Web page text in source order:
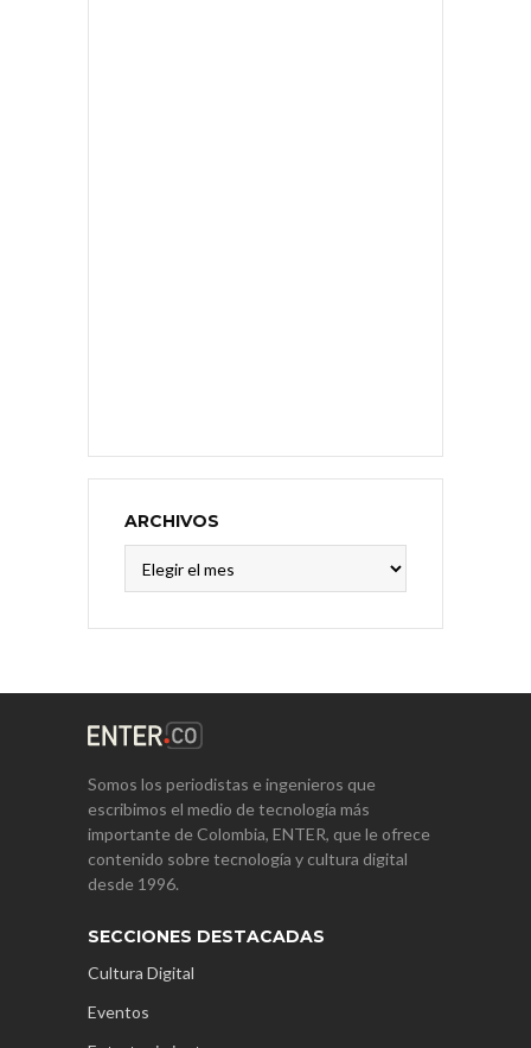
ARCHIVOS
Somos los periodistas e ingenieros que
escribimos el medio de tecnología más
importante de Colombia, ENTER, que le ofrece
contenido sobre tecnología y cultura digital
desde 1996.
SECCIONES DESTACADAS
Cultura Digital
Eventos